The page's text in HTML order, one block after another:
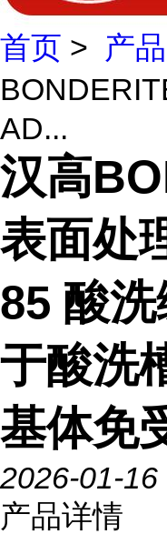
首页 > 产
AD...
汉高
表面处
85 酸
于酸洗
基体免
2026-01-16
产品详情